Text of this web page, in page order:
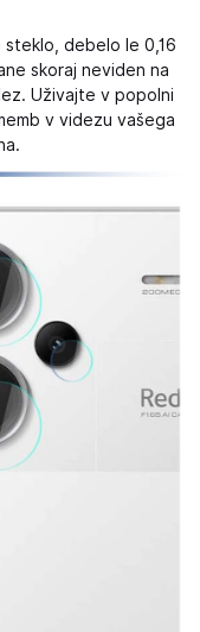
debelo le 0,16
skoraj neviden na
Uživajte v popolni
v videzu vašega